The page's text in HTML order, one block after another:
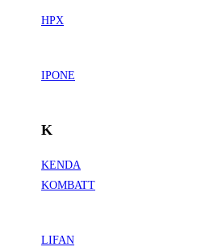
HPX
IPONE
K
KENDA
KOMBATT
LIFAN